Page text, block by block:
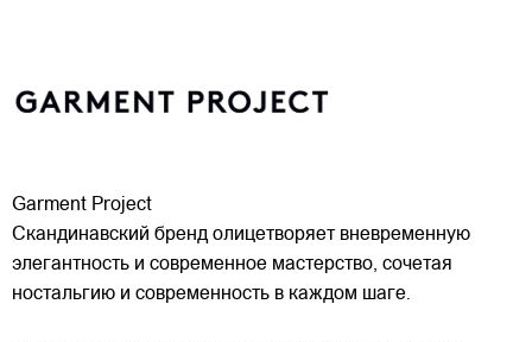
Garment Project
Скандинавский бренд олицетворяет вневременную
элегантность и современное мастерство, сочетая
ностальгию и современность в каждом шаге.